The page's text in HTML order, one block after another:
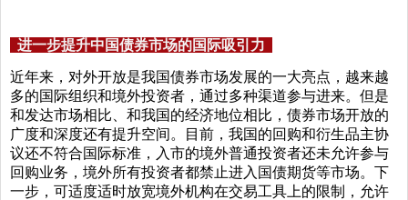
进一步提升中国债券市场的国际吸引力
近年来，对外开放是我国债券市场发展的一大亮点，越来越
多的国际组织和境外投资者，通过多种渠道参与进来。但是
和发达市场相比、和我国的经济地位相比，债券市场开放的
广度和深度还有提升空间。目前，我国的回购和衍生品主协
议还不符合国际标准，入市的境外普通投资者还未允许参与
回购业务，境外所有投资者都禁止进入国债期货等市场。下
一步，可适度适时放宽境外机构在交易工具上的限制，允许